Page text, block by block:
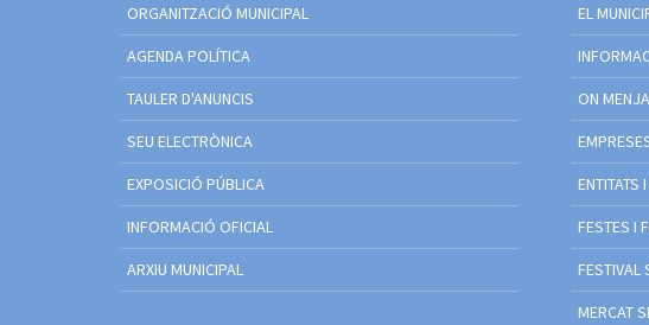
ORGANITZACIÓ MUNICIPAL
AGENDA POLÍTICA
TAULER D'ANUNCIS
SEU ELECTRÒNICA
EXPOSICIÓ PÚBLICA
INFORMACIÓ OFICIAL
ARXIU MUNICIPAL
EL
ON
ENTITATS
FESTES I
FESTIVAL
MERCAT